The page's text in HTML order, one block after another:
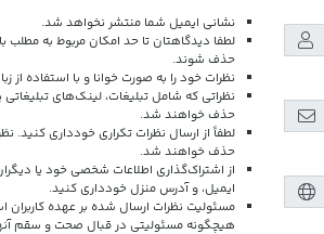
نشانی ایمیل شما منتشر نخواهد شد.
لطفا دیدگاهتان تا حد امکان مربوط به
حذف شوند.
نظرات خود را به صورت خوانا و با استفاده از
نظراتی که شامل تبلیغات، لینک‌های تبلیغاتی
حذف خواهند شد.
لطفاً از ارسال نظرات تکراری خودداری کنید.
حذف خواهند شد.
از اشتراک‌گذاری اطلاعات شخصی خود یا
ایمیل، و آدرس منزل خودداری کنید.
مسئولیت نظرات ارسال شده بر عهده
هیچگونه مسئولیتی در قبال صحت و سقم